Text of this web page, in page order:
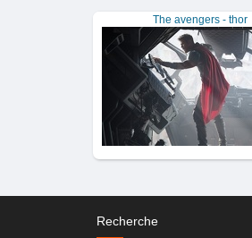
The avengers - thor
Recherche